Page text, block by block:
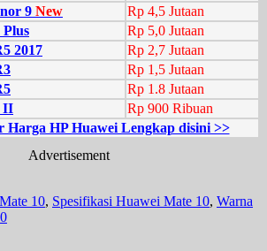
9 New
Rp 4,5 Jutaan
Plus
Rp 5,0 Jutaan
2017
Rp 2,7 Jutaan
Rp 1,5 Jutaan
Rp 1.8 Jutaan
II
Rp 900 Ribuan
Harga HP Huawei Lengkap disini >>
Advertisement
10, Spesifikasi Huawei Mate 10, Warna